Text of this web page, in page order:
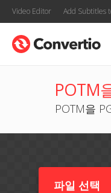
Video Editor Add Subtitles
POTM
POTM을
파일 선택